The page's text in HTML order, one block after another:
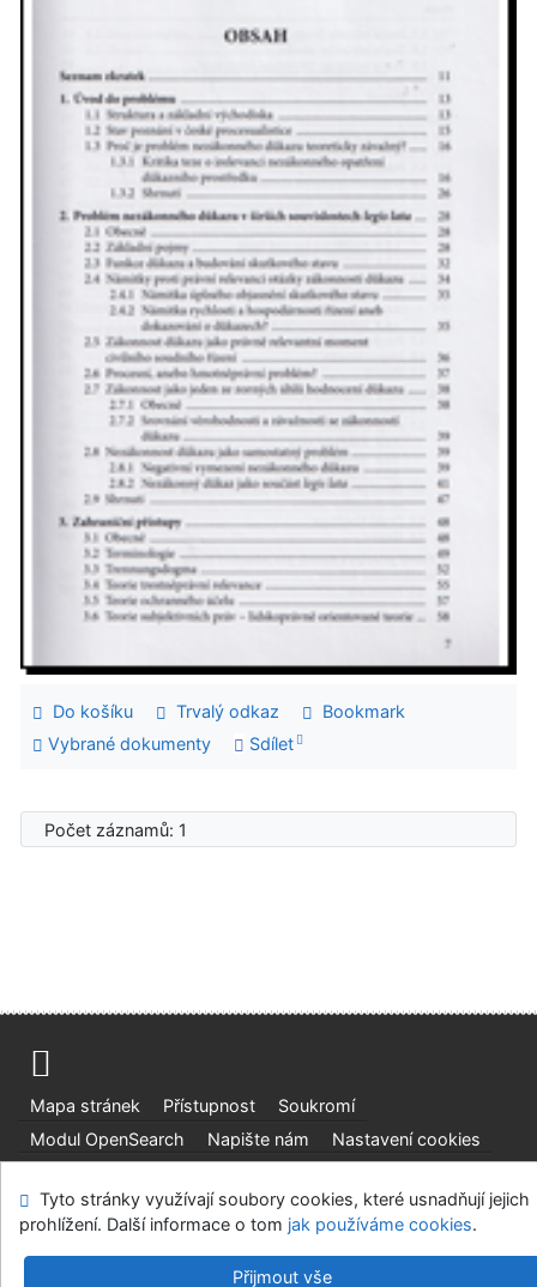
Do košíku Trvalý odkaz
Bookmark
Vybrané dokumenty
Sdílet
Počet záznamů: 1
Mapa stránek Přístupnost
Soukromí
Modul OpenSearch
Napište nám Nastavení cookies
Ústavní soud, IČO: 48513687, se sídlem Joštova 625/8,
660 83 Brno
©1993-2026IPACv.4.8.63a-Cosmotron Bohemia, s.r.o.
Tyto stránky využívají soubory cookies, které usnadňují jejich
prohlížení. Další informace o tom jak používáme cookies.
Přijmout vše